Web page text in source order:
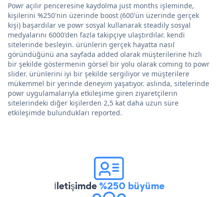
Powr açılır penceresine kaydolma just months işleminde,
kişilerini %250'nin üzerinde boost (600'ün üzerinde gerçek
kişi) başardılar ve powr sosyal kullanarak steadily sosyal
medyalarını 6000'den fazla takipçiye ulaştırdılar. kendi
sitelerinde besleyin. ürünlerin gerçek hayatta nasıl
göründüğünü ana sayfada added olarak müşterilerine hızlı
bir şekilde göstermenin görsel bir yolu olarak coming to powr
slider. ürünlerini iyi bir şekilde sergiliyor ve müşterilere
mükemmel bir yerinde deneyim yaşatıyor. aslında, sitelerinde
powr uygulamalarıyla etkileşime giren ziyaretçilerin
sitelerindeki diğer kişilerden 2,5 kat daha uzun süre
etkileşimde bulundukları reported.
İletişimde%250 büyüme